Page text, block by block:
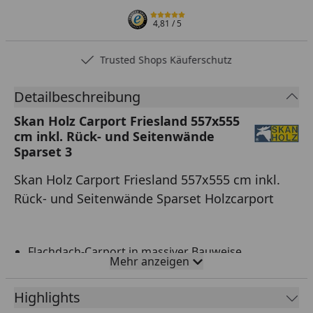
4,81/ 5
Trusted Shops Käuferschutz
Detailbeschreibung
Skan Holz Carport Friesland 557x555
cm inkl. Rück- und Seitenwände
Sparset 3
Skan Holz Carport Friesland 557x555 cm inkl.
Rück- und Seitenwände Sparset Holzcarport
Flachdach-Carport in massiver Bauweise
Pfosten: 11,5 cm x 11,5 cm
Mehr anzeigen
Highlights